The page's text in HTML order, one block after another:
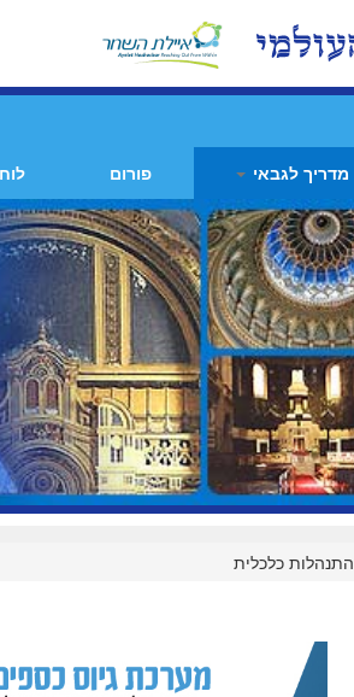
מדריך לגבאי פורום
התנהלות כלכלית